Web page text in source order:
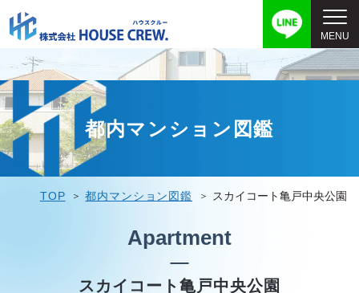
都内マンション図鑑
TOP 都内マンション図鑑 スカイコート亀戸中央公園
Apartment
スカイコート亀戸中央公園